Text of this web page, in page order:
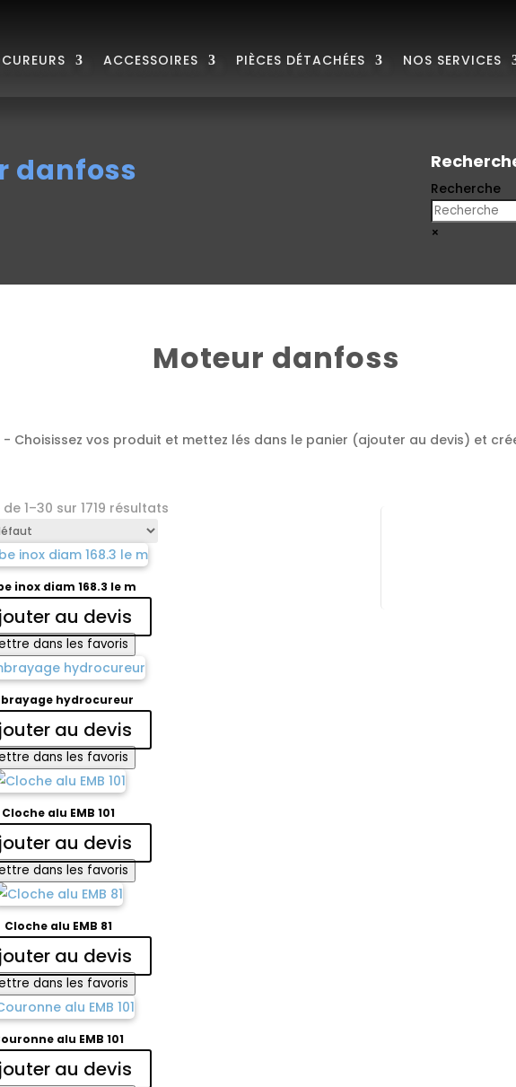
ACCESSOIRES PIÈCES DÉTACHÉES NOS SERVICES
danfoss Recherche
×
Moteur danfoss
Choisissez vos produit et mettez lés dans le panier (ajouter au devis) et
1–30 sur 1719 résultats
inox diam 168.3 le m
au devis
dans les favoris
hydrocureur
au devis
dans les favoris
Cloche alu EMB 101
au devis
dans les favoris
Cloche alu EMB 81
au devis
dans les favoris
alu EMB 101
au devis